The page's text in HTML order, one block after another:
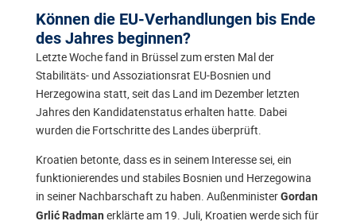
Können die EU-Verhandlungen bis Ende
des Jahres beginnen?
Letzte Woche fand in Brüssel zum ersten Mal der
Stabilitäts- und Assoziationsrat EU-Bosnien und
Herzegowina statt, seit das Land im Dezember letzten
Jahres den Kandidatenstatus erhalten hatte. Dabei
wurden die Fortschritte des Landes überprüft.
Kroatien betonte, dass es in seinem Interesse sei, ein
funktionierendes und stabiles Bosnien und Herzegowina
in seiner Nachbarschaft zu haben. AußenministerGordan
Grlić Radman erklärte am 19. Juli, Kroatien werde sich für